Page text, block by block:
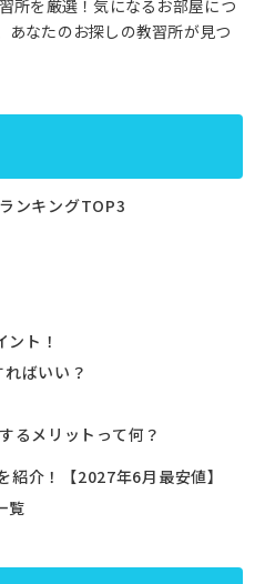
所を厳選！気になるお部屋につ
あなたのお探しの教習所が見つ
ンキングTOP3
ト！
ばいい？
るメリットって何？
紹介！【2027年6月最安値】
覧